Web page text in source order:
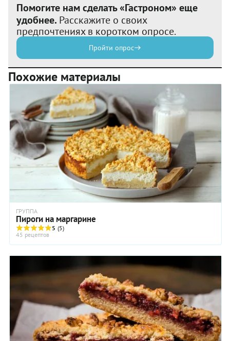
Помогите нам сделать «Гастроном» еще
удобнее. Расскажите о своих
предпочтениях в коротком опросе.
Пройти опрос
Похожие материалы
ГРУППА
Пироги на маргарине
5 (5)
45 рецептов